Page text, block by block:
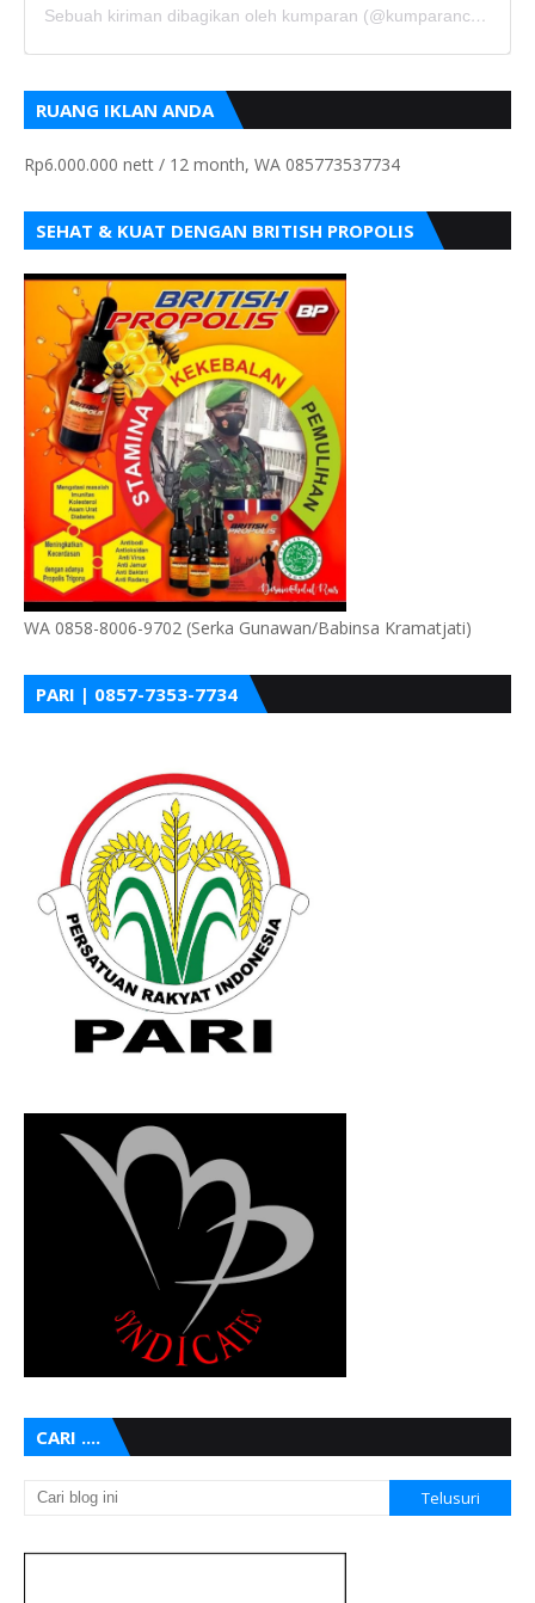
Sebuah kiriman dibagikan oleh kumparan (@kumparancom)
RUANG IKLAN ANDA
Rp6.000.000 nett / 12 month, WA 085773537734
SEHAT & KUAT DENGAN BRITISH PROPOLIS
WA 0858-8006-9702 (Serka Gunawan/Babinsa Kramatjati)
PARI | 0857-7353-7734
CARI ....